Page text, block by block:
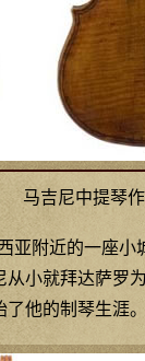
马吉尼中提琴
亚附近的一座
小就拜达萨罗
他的制琴生涯。